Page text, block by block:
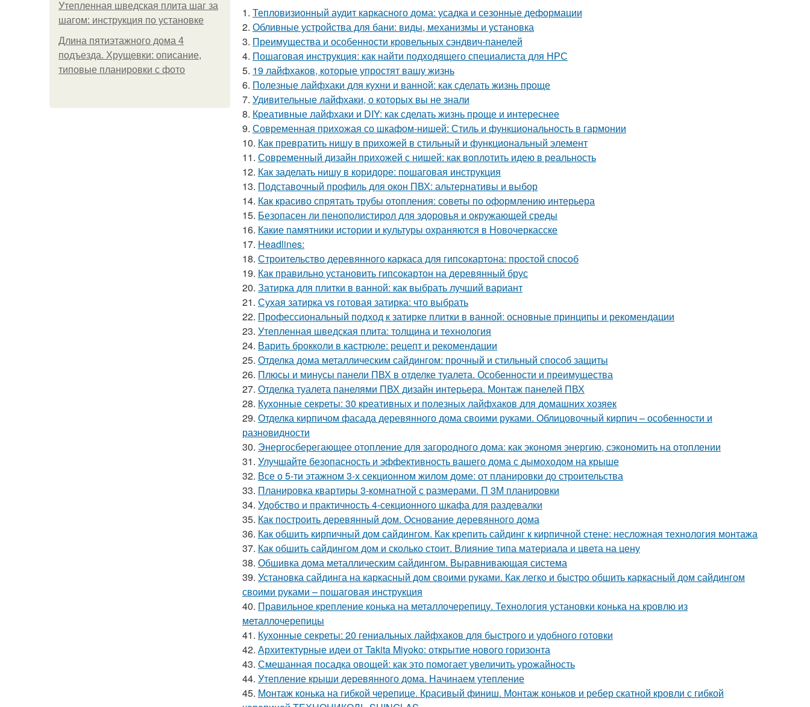
Утепленная шведская плита шаг за
шагом: инструкция по установке
Длина пятиэтажного дома 4
подъезда. Хрущевки: описание,
типовые планировки с фото
1. Тепловизионный аудит каркасного дома: усадка и сезонные деформации
2. Обливные устройства для бани: виды, механизмы и установка
3. Преимущества и особенности кровельных сэндвич-панелей
4. Пошаговая инструкция: как найти подходящего специалиста для НРС
5. 19 лайфхаков, которые упростят вашу жизнь
6. Полезные лайфхаки для кухни и ванной: как сделать жизнь проще
7. Удивительные лайфхаки, о которых вы не знали
8. Креативные лайфхаки и DIY: как сделать жизнь проще и интереснее
9. Современная прихожая со шкафом-нишей: Стиль и функциональность в гармонии
10. Как превратить нишу в прихожей в стильный и функциональный элемент
11. Современный дизайн прихожей с нишей: как воплотить идею в реальность
12. Как заделать нишу в коридоре: пошаговая инструкция
13. Подставочный профиль для окон ПВХ: альтернативы и выбор
14. Как красиво спрятать трубы отопления: советы по оформлению интерьера
15. Безопасен ли пенополистирол для здоровья и окружающей среды
16. Какие памятники истории и культуры охраняются в Новочеркасске
17. Headlines:
18. Строительство деревянного каркаса для гипсокартона: простой способ
19. Как правильно установить гипсокартон на деревянный брус
20. Затирка для плитки в ванной: как выбрать лучший вариант
21. Сухая затирка vs готовая затирка: что выбрать
22. Профессиональный подход к затирке плитки в ванной: основные принципы и рекомендации
23. Утепленная шведская плита: толщина и технология
24. Варить брокколи в кастрюле: рецепт и рекомендации
25. Отделка дома металлическим сайдингом: прочный и стильный способ защиты
26. Плюсы и минусы панели ПВХ в отделке туалета. Особенности и преимущества
27. Отделка туалета панелями ПВХ дизайн интерьера. Монтаж панелей ПВХ
28. Кухонные секреты: 30 креативных и полезных лайфхаков для домашних хозяек
29. Отделка кирпичом фасада деревянного дома своими руками. Облицовочный кирпич – особенности и
разновидности
30. Энергосберегающее отопление для загородного дома: как экономя энергию, сэкономить на отоплении
31. Улучшайте безопасность и эффективность вашего дома с дымоходом на крыше
32. Все о 5-ти этажном 3-х секционном жилом доме: от планировки до строительства
33. Планировка квартиры 3-комнатной с размерами. П 3М планировки
34. Удобство и практичность 4-секционного шкафа для раздевалки
35. Как построить деревянный дом. Основание деревянного дома
36. Как обшить кирпичный дом сайдингом. Как крепить сайдинг к кирпичной стене: несложная технология монтажа
37. Как обшить сайдингом дом и сколько стоит. Влияние типа материала и цвета на цену
38. Обшивка дома металлическим сайдингом. Выравнивающая система
39. Установка сайдинга на каркасный дом своими руками. Как легко и быстро обшить каркасный дом сайдингом
своими руками – пошаговая инструкция
40. Правильное крепление конька на металлочерепицу. Технология установки конька на кровлю из
металлочерепицы
41. Кухонные секреты: 20 гениальных лайфхаков для быстрого и удобного готовки
42. Архитектурные идеи от Takita Miyoko: открытие нового горизонта
43. Смешанная посадка овощей: как это помогает увеличить урожайность
44. Утепление крыши деревянного дома. Начинаем утепление
45. Монтаж конька на гибкой черепице. Красивый финиш. Монтаж коньков и ребер скатной кровли с гибкой